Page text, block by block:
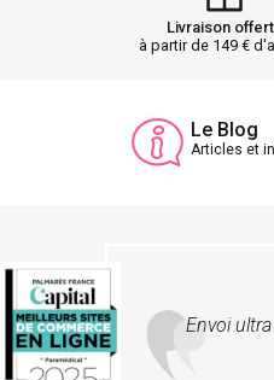
Livraison
à partir de 149 €
Le Blog
Articles et
Envoi